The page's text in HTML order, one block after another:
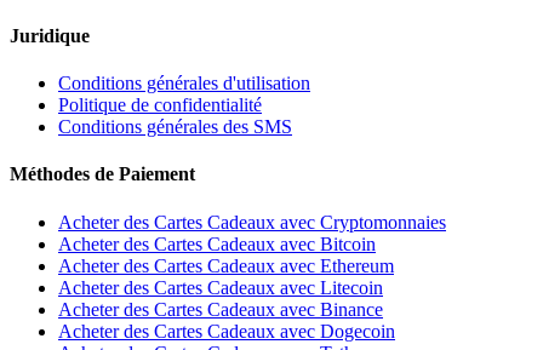
Juridique
Conditions générales d'utilisation
Politique de confidentialité
Conditions générales des SMS
Méthodes de Paiement
Acheter des Cartes Cadeaux avec Cryptomonnaies
Acheter des Cartes Cadeaux avec Bitcoin
Acheter des Cartes Cadeaux avec Ethereum
Acheter des Cartes Cadeaux avec Litecoin
Acheter des Cartes Cadeaux avec Binance
Acheter des Cartes Cadeaux avec Dogecoin